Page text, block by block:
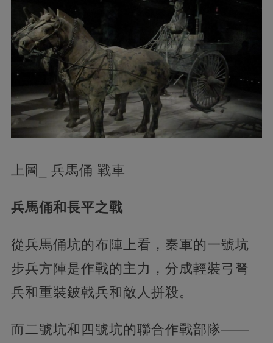
上圖_ 兵馬俑 戰車
兵馬俑和長平之戰
從兵馬俑坑的布陣上看，秦軍的一號坑
步兵方陣是作戰的主力，分成輕裝弓弩
兵和重裝鈹戟兵和敵人拼殺。
而二號坑和四號坑的聯合作戰部隊——